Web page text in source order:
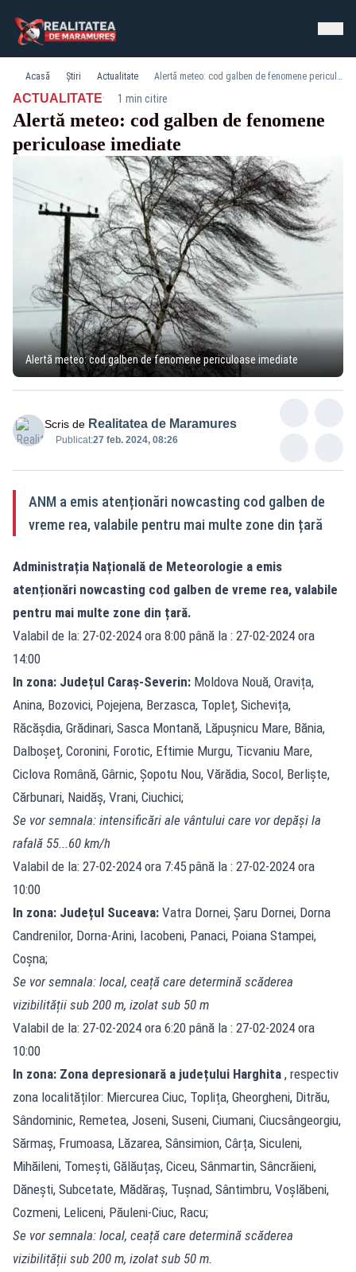
Acasă Știri Actualitate Alertă meteo: cod galben de fenomene periculoase imediate
ACTUALITATE· 1 min citire
Alertă meteo: cod galben de fenomene
periculoase imediate
Alertă meteo: cod galben de fenomene periculoase imediate
Scris de Realitatea de Maramures
Publicat:27 feb. 2024, 08:26
ANM a emis atenționări nowcasting cod galben de
vreme rea, valabile pentru mai multe zone din țară
Administrația Națională de Meteorologie a emis
atenționări nowcasting cod galben de vreme rea, valabile
pentru mai multe zone din țară.
Valabil de la: 27-02-2024 ora 8:00 până la : 27-02-2024 ora
14:00
In zona: Județul Caraş-Severin: Moldova Nouă, Oravița,
Anina, Bozovici, Pojejena, Berzasca, Topleț, Sichevița,
Răcășdia, Grădinari, Sasca Montană, Lăpușnicu Mare, Bănia,
Dalboșeț, Coronini, Forotic, Eftimie Murgu, Ticvaniu Mare,
Ciclova Română, Gârnic, Șopotu Nou, Vărădia, Socol, Berliște,
Cărbunari, Naidăș, Vrani, Ciuchici;
Se vor semnala: intensificări ale vântului care vor depăși la
rafală 55...60 km/h
Valabil de la: 27-02-2024 ora 7:45 până la : 27-02-2024 ora
10:00
In zona: Județul Suceava: Vatra Dornei, Șaru Dornei, Dorna
Candrenilor, Dorna-Arini, Iacobeni, Panaci, Poiana Stampei,
Coșna;
Se vor semnala: local, ceață care determină scăderea
vizibilității sub 200 m, izolat sub 50 m
Valabil de la: 27-02-2024 ora 6:20 până la : 27-02-2024 ora
10:00
In zona: Zona depresionară a județului Harghita , respectiv
zona localităților: Miercurea Ciuc, Toplița, Gheorgheni, Ditrău,
Sândominic, Remetea, Joseni, Suseni, Ciumani, Ciucsângeorgiu,
Sărmaș, Frumoasa, Lăzarea, Sânsimion, Cârța, Siculeni,
Mihăileni, Tomești, Gălăuțaș, Ciceu, Sânmartin, Sâncrăieni,
Dănești, Subcetate, Mădăraș, Tușnad, Sântimbru, Voșlăbeni,
Cozmeni, Leliceni, Păuleni-Ciuc, Racu;
Se vor semnala: local, ceață care determină scăderea
vizibilității sub 200 m, izolat sub 50 m.